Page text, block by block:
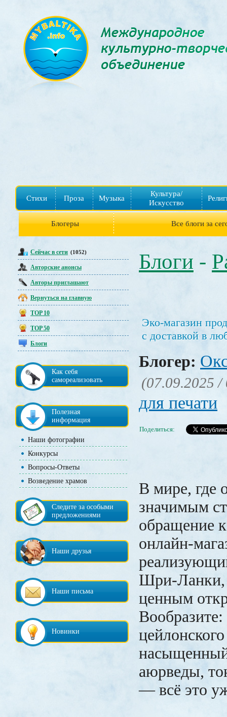
Стихи Проза Музыка
Культура/
Искусство
Блогеры Все блоги за
Сейчас в сети (1052)
Авторские анонсы
Авторы приглашают
Вернуться на главную
TOP 10
TOP 50
Блоги
Как себя
самореализовать
Полезная
информация
Наши фотографии
Конкурсы
Вопросы-Ответы
Возведение храмов
Следите за особыми
предложениями
Наши друзья
Наши письма
Новинки
Блоги -
Эко-магазин
с доставкой в
Блогер:
(07.09.2025 /
для печати
Поделиться:
В мире, где
значимым
обращение
онлайн-
Шри-Ланки,
ценным
Вообразите:
аюрведы,
— всё это